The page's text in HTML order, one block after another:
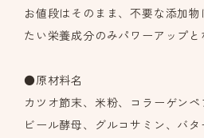
お値段はそのまま、不要な添加
たい栄養成分のみパワーアップと
●原材料名
カツオ節末、米粉、コラーゲン
ビール酵母、グルコサミン、バ